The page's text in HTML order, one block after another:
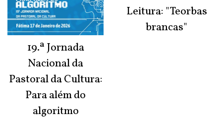
19.ª Jornada
Nacional da
Pastoral da Cultura:
Para além do
algoritmo
Leitura: "Teorbas
brancas"